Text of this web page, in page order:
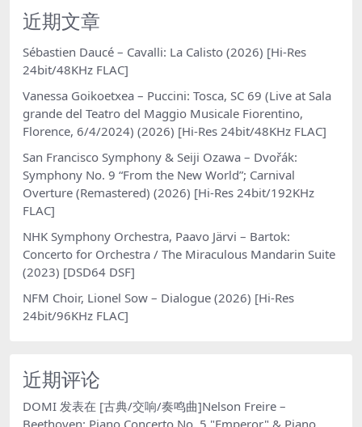
近期文章
Sébastien Daucé – Cavalli: La Calisto (2026) [Hi-Res
24bit/48KHz FLAC]
Vanessa Goikoetxea – Puccini: Tosca, SC 69 (Live at Sala
grande del Teatro del Maggio Musicale Fiorentino,
Florence, 6/4/2024) (2026) [Hi-Res 24bit/48KHz FLAC]
San Francisco Symphony & Seiji Ozawa – Dvořák:
Symphony No. 9 “From the New World”; Carnival
Overture (Remastered) (2026) [Hi-Res 24bit/192KHz
FLAC]
NHK Symphony Orchestra, Paavo Järvi – Bartok:
Concerto for Orchestra / The Miraculous Mandarin Suite
(2023) [DSD64 DSF]
NFM Choir, Lionel Sow – Dialogue (2026) [Hi-Res
24bit/96KHz FLAC]
近期评论
DOMI 发表在 [古典/交响/奏鸣曲]Nelson Freire –
Beethoven: Piano Concerto No. 5 "Emperor" & Piano